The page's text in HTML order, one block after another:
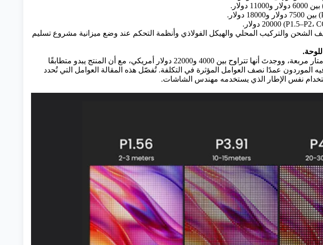
أضف من 15 إلى 35% لتغطية تكاليف الشحن والتركيب المحلي والهيكل الفولاذي وأنظمة التحكم عند وضع ميزانية مشروع تسليم
إذا تلقيتَ عرضين أو ثلاثة عروض أسعار لشاشة LED بمساحة 6 أمتار مربعة، ووجدتَ أنها تتراوح بين 4000 و22000 دولار أمريكي، مع أن المنتج يبدو متطابقًا
الموردون عمدًا نصف العوامل المؤثرة في التكلفة. تُفصّل هذه المقالة العوامل التي تُحدد
نفس الإطار الذي يستخدمه مهندس الشاشات.